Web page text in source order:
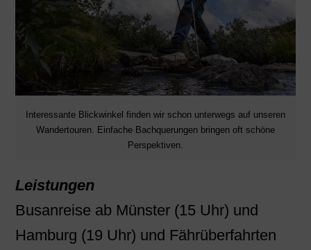
Interessante Blickwinkel finden wir schon unterwegs auf unseren
Wandertouren. Einfache Bachquerungen bringen oft schöne
Perspektiven.
Leistungen
Busanreise ab Münster (15 Uhr) und
Hamburg (19 Uhr) und Fährüberfahrten